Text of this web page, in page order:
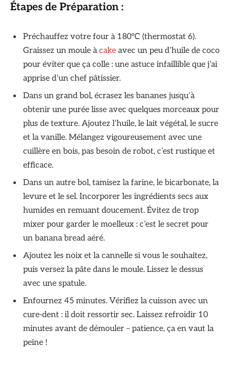
Étapes de Préparation :
Préchauffez votre four à 180°C (thermostat 6).
Graissez un moule à cake avec un peu d’huile de coco
pour éviter que ça colle : une astuce infaillible que j’ai
apprise d’un chef pâtissier.
Dans un grand bol, écrasez les bananes jusqu’à
obtenir une purée lisse avec quelques morceaux pour
plus de texture. Ajoutez l’huile, le lait végétal, le sucre
et la vanille. Mélangez vigoureusement avec une
cuillère en bois, pas besoin de robot, c’est rustique et
efficace.
Dans un autre bol, tamisez la farine, le bicarbonate, la
levure et le sel. Incorporer les ingrédients secs aux
humides en remuant doucement. Évitez de trop
mixer pour garder le moelleux : c’est le secret pour
un banana bread aéré.
Ajoutez les noix et la cannelle si vous le souhaitez,
puis versez la pâte dans le moule. Lissez le dessus
avec une spatule.
Enfournez 45 minutes. Vérifiez la cuisson avec un
cure-dent : il doit ressortir sec. Laissez refroidir 10
minutes avant de démouler – patience, ça en vaut la
peine !